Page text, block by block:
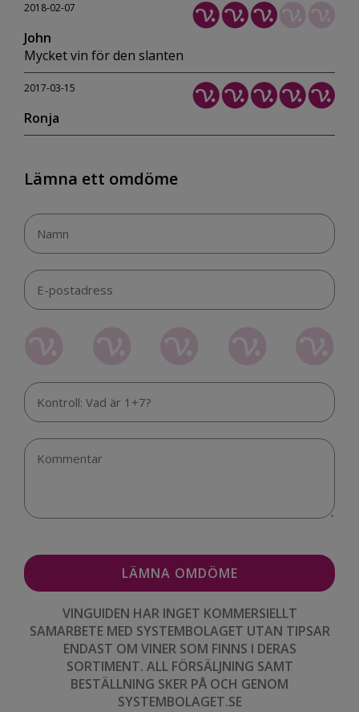
2018-02-07
John
Mycket vin för den slanten
2017-03-15
Ronja
Lämna ett omdöme
VINGUIDEN HAR INGET KOMMERSIELLT
SAMARBETE MED SYSTEMBOLAGET UTAN TIPSAR
ENDAST OM VINER SOM FINNS I DERAS
SORTIMENT. ALL FÖRSÄLJNING SAMT
BESTÄLLNING SKER PÅ OCH GENOM
SYSTEMBOLAGET.SE